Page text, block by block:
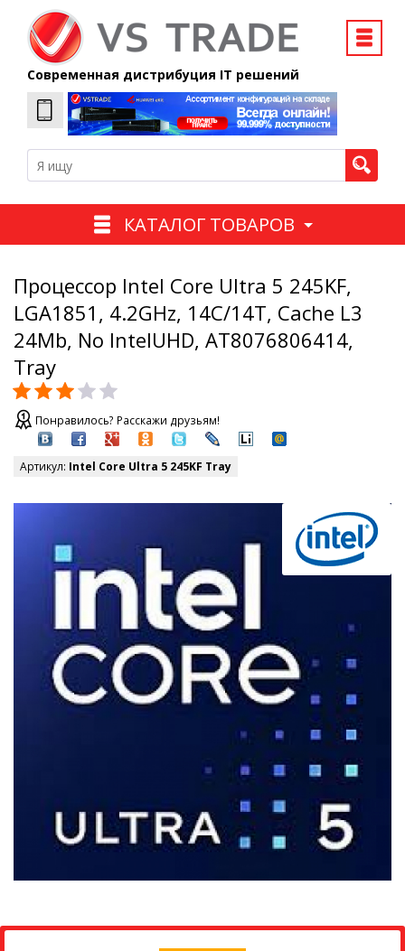
Современная дистрибуция IT решений
КАТАЛОГ ТОВАРОВ
Процессор Intel Core Ultra 5 245KF,
LGA1851, 4.2GHz, 14C/14T, Cache L3
24Mb, No IntelUHD, AT8076806414,
Tray
Понравилось? Расскажи друзьям!
Артикул: Intel Core Ultra 5 245KF Tray